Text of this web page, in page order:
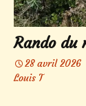
Rando du
28 avril 2026
Louis T